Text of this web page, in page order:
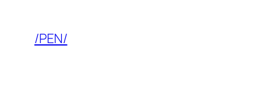
/PEN/